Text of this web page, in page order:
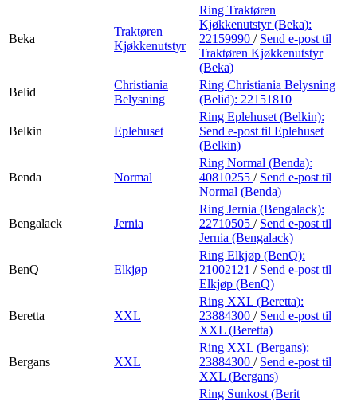
Beka
Traktøren
Kjøkkenutstyr
Ring Traktøren
Kjøkkenutstyr (Beka):
22159990 / Send e-post til
Traktøren Kjøkkenutstyr
(Beka)
Belid
Christiania
Belysning
Ring Christiania Belysning
(Belid): 22151810
Belkin Eplehuset
Ring Eplehuset (Belkin):
Send e-post til Eplehuset
(Belkin)
Benda Normal
Ring Normal (Benda):
40810255 / Send e-post til
Normal (Benda)
Bengalack Jernia
Ring Jernia (Bengalack):
22710505 / Send e-post til
Jernia (Bengalack)
BenQ Elkjøp
Ring Elkjøp (BenQ):
21002121 / Send e-post til
Elkjøp (BenQ)
Beretta XXL
Ring XXL (Beretta):
23884300 / Send e-post til
XXL (Beretta)
Bergans XXL
Ring XXL (Bergans):
23884300 / Send e-post til
XXL (Bergans)
Ring Sunkost (Berit